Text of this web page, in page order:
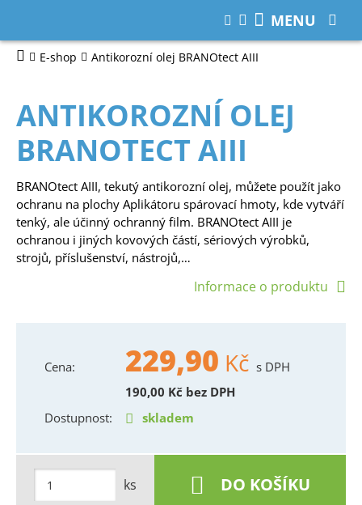
E-shop Antikorozní olej BRANOtect AIII
ANTIKOROZNÍ OLEJ
BRANOTECT AIII
BRANOtect AIII, tekutý antikorozní olej, můžete použít jako
ochranu na plochy Aplikátoru spárovací hmoty, kde vytváří
tenký, ale účinný ochranný film. BRANOtect AIII je
ochranou i jiných kovových částí, sériových výrobků,
strojů, příslušenství, nástrojů,…
Informace o produktu
Cena: 229,90 Kč s DPH
190,00 Kč bez DPH
Dostupnost:
skladem
ks DO KOŠÍKU
MENU